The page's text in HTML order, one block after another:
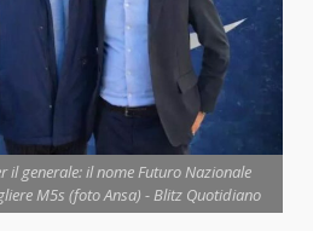
il generale: il nome Futuro Nazionale
M5s (foto Ansa) - Blitz Quotidiano